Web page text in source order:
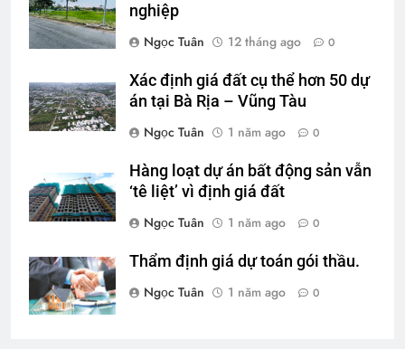
nghiệp
Ngọc Tuân
12 tháng ago 0
Xác định giá đất cụ thể hơn 50 dự
án tại Bà Rịa – Vũng Tàu
Ngọc Tuân
1 năm ago 0
Hàng loạt dự án bất động sản vẫn
‘tê liệt’ vì định giá đất
Ngọc Tuân
1 năm ago 0
Thẩm định giá dự toán gói thầu.
Ngọc Tuân
1 năm ago 0